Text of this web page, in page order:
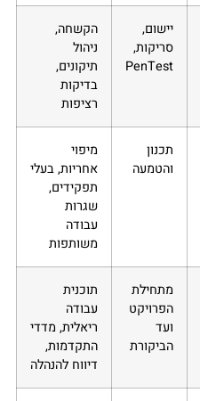
יישום,
סריקות,
PenTest
הקשחה,
ניהול
תיקונים,
בדיקות
רציפות
תכנון
והטמעה
מיפוי
אחריות, בעלי
תפקידים,
שגרות
עבודה
משותפות
מתחילת
הפרויקט
ועד
הביקורת
תוכנית
עבודה
ריאלית, מדדי
התקדמות,
דיווח להנהלה